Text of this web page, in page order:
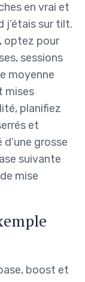
en vrai et
j’étais sur tilt.
optez pour
sessions
moyenne
mises
planifiez
et
grosse
suivante
mise
boost et